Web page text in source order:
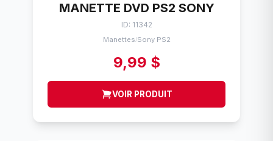
MANETTE DVD PS2 SONY
ID: 11342
Manettes/Sony PS2
9,99 $
VOIR PRODUIT